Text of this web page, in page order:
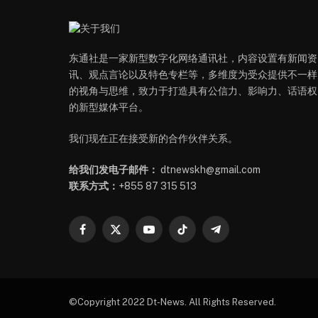
东通社是一家新型数字化网络通讯社，内容设置有新闻资
讯、观点言论以及特色专栏等，多维度为受众提供不一样
的视角与思维，致力于打造具有公信力、影响力、话语权
的新型媒体平台。
我们现在正在接受新的合作伙伴关系。
给我们发电子邮件： dtnewskh@gmail.com
联系方式： +855 87 315 513
Facebook
X
YouTubeTikTok Telegram
©Copyright 2022 Dt-News. All Rights Reserved.